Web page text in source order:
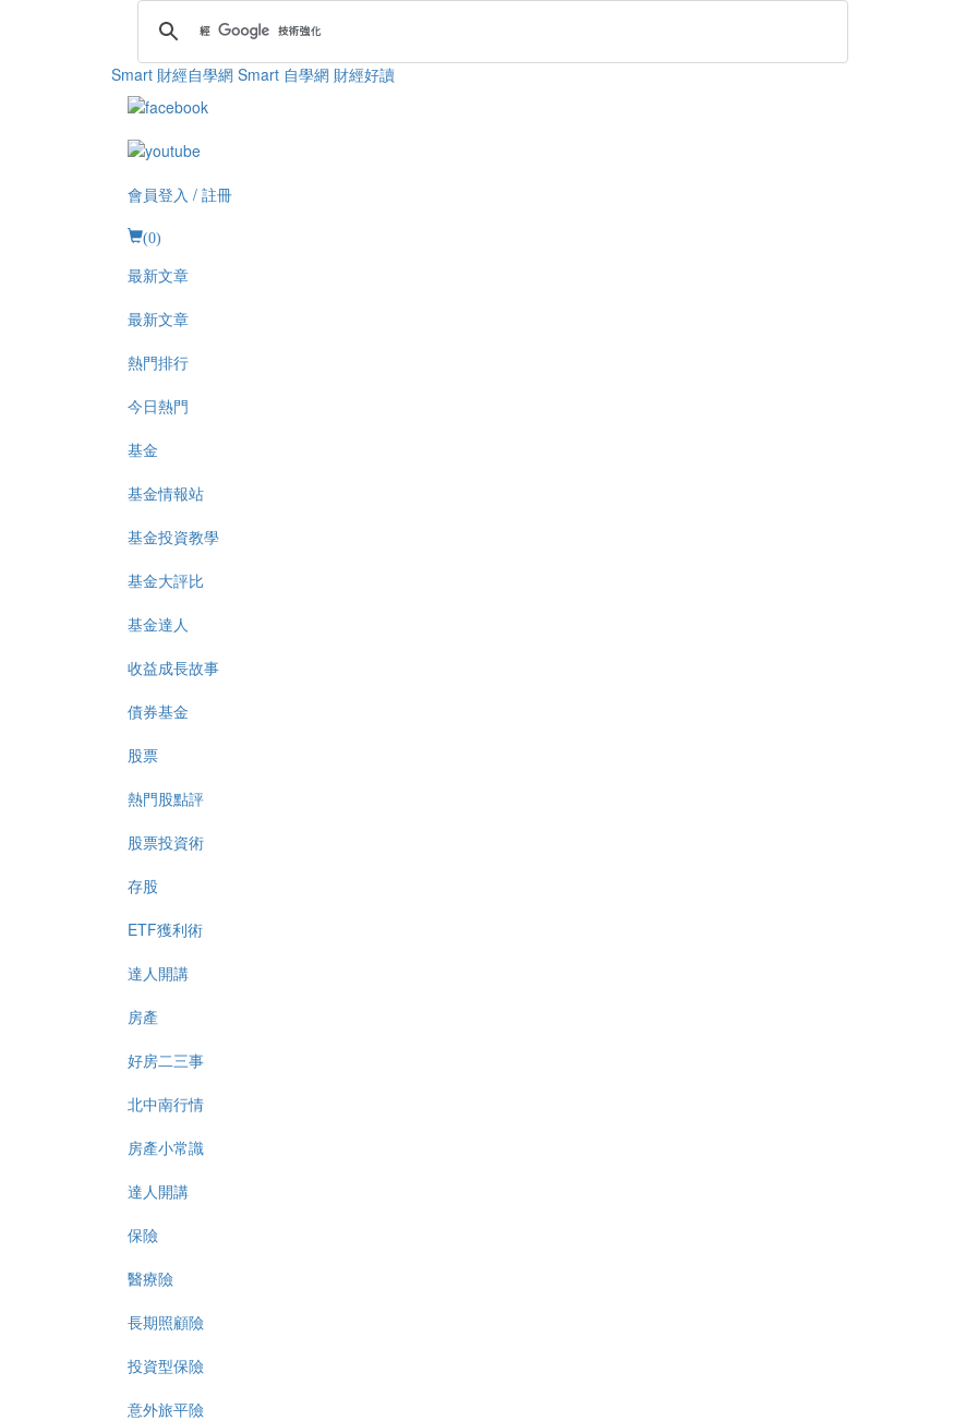
Smart 財經自學網 Smart 自學網 財經好讀
會員登入 / 註冊
(0)
最新文章
最新文章
熱門排行
今日熱門
基金
基金情報站
基金投資教學
基金大評比
基金達人
收益成長故事
債券基金
股票
熱門股點評
股票投資術
存股
ETF獲利術
達人開講
房產
好房二三事
北中南行情
房產小常識
達人開講
保險
醫療險
長期照顧險
投資型保險
意外旅平險